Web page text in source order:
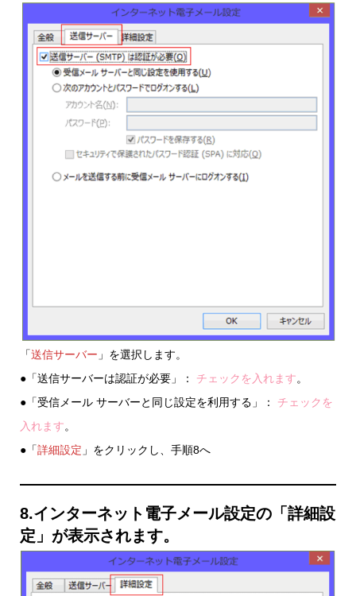
「送信サーバー 」を選択します。
●「送信サーバーは認証が必要」： チェックを入れます。
●「受信メール サーバーと同じ設定を利用する」： チェックを
入れます。
●「詳細設定 」をクリックし、手順8へ
8.インターネット電子メール設定の「詳細設
定」が表示されます。